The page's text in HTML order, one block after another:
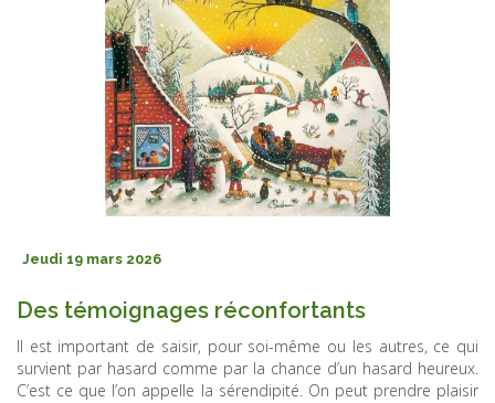
Jeudi 19 mars 2026
Des témoignages réconfortants
Il est important de saisir, pour soi-même ou les autres, ce qui
survient par hasard comme par la chance d’un hasard heureux.
C’est ce que l’on appelle la sérendipité. On peut prendre plaisir